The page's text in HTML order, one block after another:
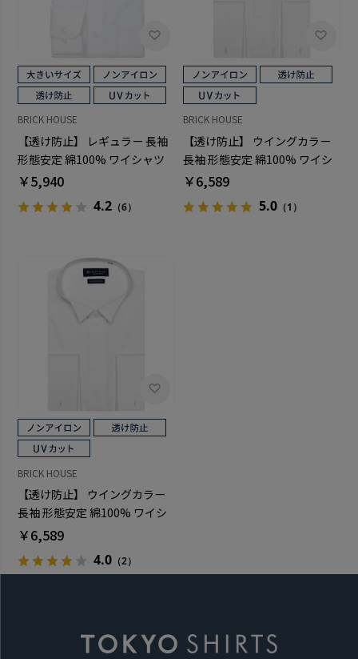
BRICK HOUSE
【透け防止】 レギュラー 長袖
形態安定 綿100% ワイシャツ
白無地 大きいサイズ
￥5,940
4.2（6）
BRICK HOUSE
【透け防止】 ウイングカラー
長袖 形態安定 綿100% ワイシ
ャツ 白無地
￥6,589
5.0 （1）
BRICK HOUSE
【透け防止】 ウイングカラー
長袖 形態安定 綿100% ワイシ
ャツ 白無地
￥6,589
4.0（2）